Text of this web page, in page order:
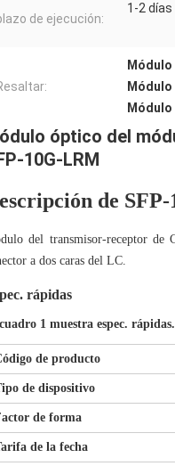
de ejecución:
1-2 días
óptico del
10G-LRM
de
del transmisor-receptor
a dos caras del LC.
rápidas
1 muestra espec. rápidas.
de producto
de dispositivo
de forma
de la fecha